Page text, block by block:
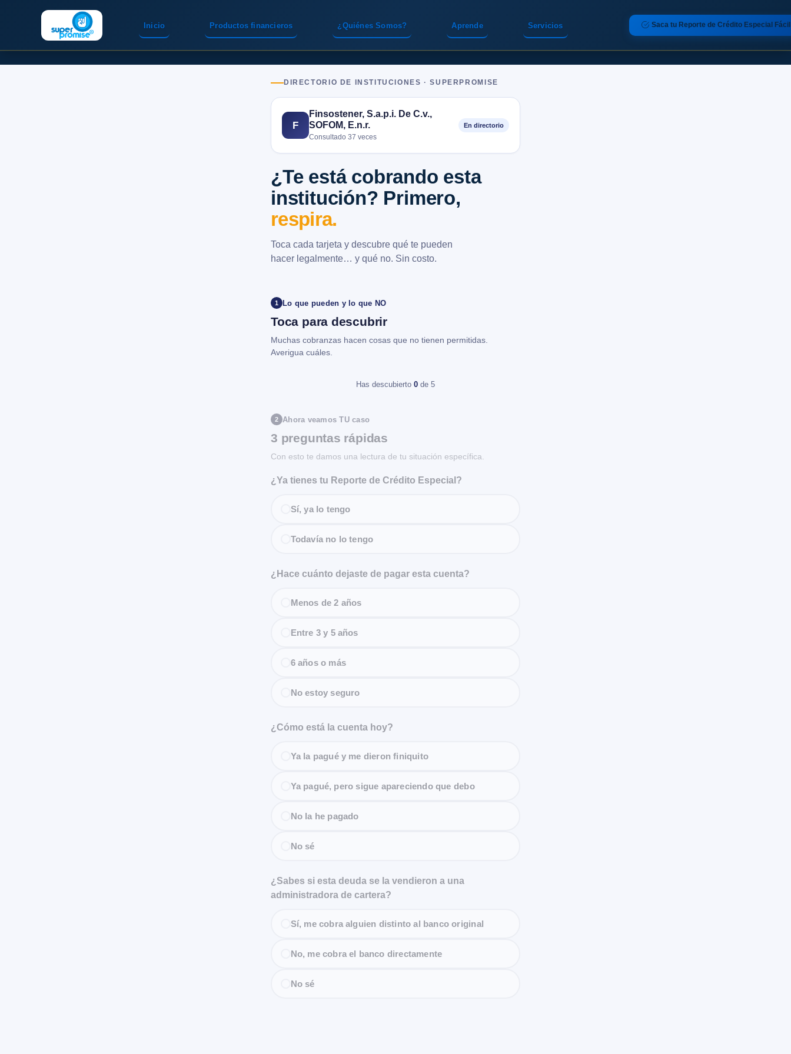
Inicio Servicios
Productos financieros ¿Quiénes Somos? Aprende Saca tu Reporte de Crédito Especial Fácil
DIRECTORIO DE INSTITUCIONES · SUPERPROMISE
F
Finsostener, S.a.p.i. De C.v.,
SOFOM, E.n.r.
Consultado 37 veces
En directorio
¿Te está cobrando esta
institución? Primero,
respira.
Toca cada tarjeta y descubre qué te pueden
hacer legalmente… y qué no. Sin costo.
1 Lo que pueden y lo que NO
Toca para descubrir
Muchas cobranzas hacen cosas que no tienen permitidas.
Averigua cuáles.
Has descubierto 0 de 5
2 Ahora veamos TU caso
3 preguntas rápidas
Con esto te damos una lectura de tu situación específica.
¿Ya tienes tu Reporte de Crédito Especial?
Sí, ya lo tengo
Todavía no lo tengo
¿Hace cuánto dejaste de pagar esta cuenta?
Menos de 2 años
Entre 3 y 5 años
6 años o más
No estoy seguro
¿Cómo está la cuenta hoy?
Ya la pagué y me dieron finiquito
Ya pagué, pero sigue apareciendo que debo
No la he pagado
No sé
¿Sabes si esta deuda se la vendieron a una
administradora de cartera?
Sí, me cobra alguien distinto al banco original
No, me cobra el banco directamente
No sé